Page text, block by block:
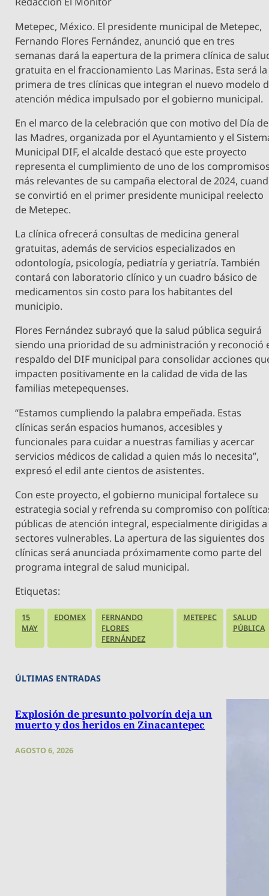
Metepec, México. El presidente municipal de Metepec,
Fernando Flores Fernández, anunció que en tres
semanas dará la eapertura de la primera clínica de
gratuita en el fraccionamiento Las Marinas. Esta será la
primera de tres clínicas que integran el nuevo modelo
atención médica impulsado por el gobierno municipal.
En el marco de la celebración que con motivo del Día de
las Madres, organizada por el Ayuntamiento y el
Municipal DIF, el alcalde destacó que este proyecto
representa el cumplimiento de uno de los
más relevantes de su campaña electoral de 2024,
se convirtió en el primer presidente municipal reelecto
de Metepec.
La clínica ofrecerá consultas de medicina general
gratuitas, además de servicios especializados en
odontología, psicología, pediatría y geriatría. También
contará con laboratorio clínico y un cuadro básico de
medicamentos sin costo para los habitantes del
municipio.
Flores Fernández subrayó que la salud pública seguirá
siendo una prioridad de su administración y reconoció
respaldo del DIF municipal para consolidar acciones
impacten positivamente en la calidad de vida de las
familias metepequenses.
“Estamos cumpliendo la palabra empeñada. Estas
clínicas serán espacios humanos, accesibles y
funcionales para cuidar a nuestras familias y acercar
servicios médicos de calidad a quien más lo necesita”,
expresó el edil ante cientos de asistentes.
Con este proyecto, el gobierno municipal fortalece su
estrategia social y refrenda su compromiso con
públicas de atención integral, especialmente dirigidas a
sectores vulnerables. La apertura de las siguientes dos
clínicas será anunciada próximamente como parte del
programa integral de salud municipal.
Etiquetas:
15
MAY
EDOMEX
FERNANDO
FLORES
FERNÁNDEZ
METEPEC
SALUD
PÚBLICA
ÚLTIMAS ENTRADAS
Explosión de presunto polvorín deja un
muerto y dos heridos en Zinacantepec
AGOSTO 6, 2026